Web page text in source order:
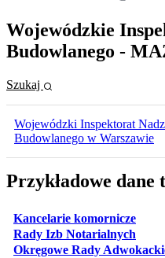
Wojewódzkie
Budowlanego -
Szukaj
Wojewódzki Inspektorat
Budowlanego w Warszawie
Przykładowe dane
Kancelarie komornicze
Rady Izb Notarialnych
Okręgowe Rady